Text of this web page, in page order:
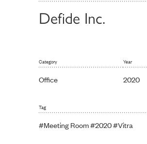
Defide Inc.
Category
Office
Year
2020
Tag
#Meeting Room#2020#Vitra